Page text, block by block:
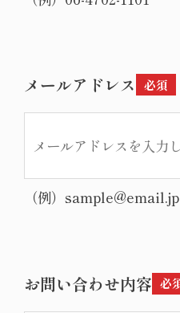
メールアドレス
sample@email.jp
お問い合わせ内容